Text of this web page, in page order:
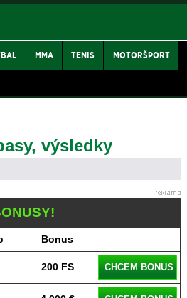
MMA TENIS MOTORŠPORT
výsledky
Bonus
200 FS CHCEM BONUS